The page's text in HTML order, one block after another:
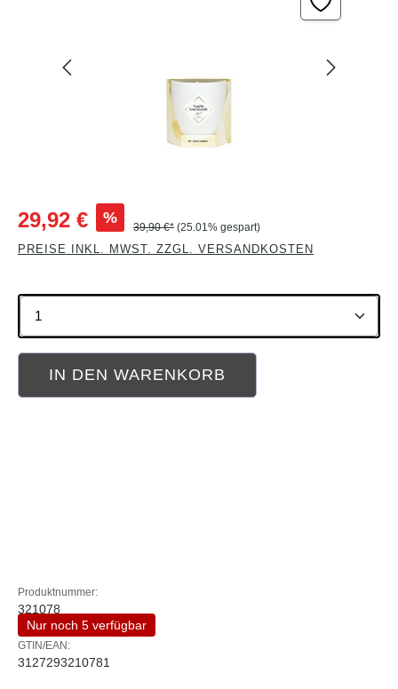
Verkaufspreis:
29,92 € %
39,90 €* (25.01% gespart)
PREISE INKL. MWST. ZZGL. VERSANDKOSTEN
Produkt Anzahl: Gib den gewünschten Wert ein
IN DEN WARENKORB
Produktnummer:
321078
Nur noch 5 verfügbar
GTIN/EAN:
3127293210781